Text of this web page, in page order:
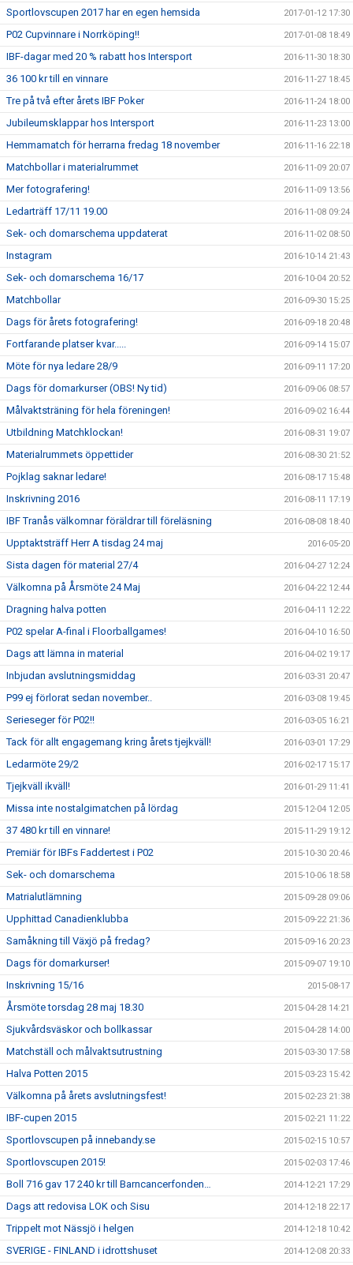
Sportlovscupen 2017 har en egen hemsida 2017-01-12 17:30
P02 Cupvinnare i Norrköping!! 2017-01-08 18:49
IBF-dagar med 20 % rabatt hos Intersport 2016-11-30 18:30
36 100 kr till en vinnare 2016-11-27 18:45
Tre på två efter årets IBF Poker 2016-11-24 18:00
Jubileumsklappar hos Intersport 2016-11-23 13:00
Hemmamatch för herrarna fredag 18 november 2016-11-16 22:18
Matchbollar i materialrummet 2016-11-09 20:07
Mer fotografering! 2016-11-09 13:56
Ledarträff 17/11 19.00 2016-11-08 09:24
Sek- och domarschema uppdaterat 2016-11-02 08:50
Instagram 2016-10-14 21:43
Sek- och domarschema 16/17 2016-10-04 20:52
Matchbollar 2016-09-30 15:25
Dags för årets fotografering! 2016-09-18 20:48
Fortfarande platser kvar..... 2016-09-14 15:07
Möte för nya ledare 28/9 2016-09-11 17:20
Dags för domarkurser (OBS! Ny tid) 2016-09-06 08:57
Målvaktsträning för hela föreningen! 2016-09-02 16:44
Utbildning Matchklockan! 2016-08-31 19:07
Materialrummets öppettider 2016-08-30 21:52
Pojklag saknar ledare! 2016-08-17 15:48
Inskrivning 2016 2016-08-11 17:19
IBF Tranås välkomnar föräldrar till föreläsning 2016-08-08 18:40
Upptaktsträff Herr A tisdag 24 maj 2016-05-20
Sista dagen för material 27/4 2016-04-27 12:24
Välkomna på Årsmöte 24 Maj 2016-04-22 12:44
Dragning halva potten 2016-04-11 12:22
P02 spelar A-final i Floorballgames! 2016-04-10 16:50
Dags att lämna in material 2016-04-02 19:17
Inbjudan avslutningsmiddag 2016-03-31 20:47
P99 ej förlorat sedan november.. 2016-03-08 19:45
Serieseger för P02!! 2016-03-05 16:21
Tack för allt engagemang kring årets tjejkväll! 2016-03-01 17:29
Ledarmöte 29/2 2016-02-17 15:17
Tjejkväll ikväll! 2016-01-29 11:41
Missa inte nostalgimatchen på lördag 2015-12-04 12:05
37 480 kr till en vinnare! 2015-11-29 19:12
Premiär för IBFs Faddertest i P02 2015-10-30 20:46
Sek- och domarschema 2015-10-06 18:58
Matrialutlämning 2015-09-28 09:06
Upphittad Canadienklubba 2015-09-22 21:36
Samåkning till Växjö på fredag? 2015-09-16 20:23
Dags för domarkurser! 2015-09-07 19:10
Inskrivning 15/16 2015-08-17
Årsmöte torsdag 28 maj 18.30 2015-04-28 14:21
Sjukvårdsväskor och bollkassar 2015-04-28 14:00
Matchställ och målvaktsutrustning 2015-03-30 17:58
Halva Potten 2015 2015-03-23 15:42
Välkomna på årets avslutningsfest! 2015-02-23 21:38
IBF-cupen 2015 2015-02-21 11:22
Sportlovscupen på innebandy.se 2015-02-15 10:57
Sportlovscupen 2015! 2015-02-03 17:46
Boll 716 gav 17 240 kr till Barncancerfonden… 2014-12-21 17:29
Dags att redovisa LOK och Sisu 2014-12-18 22:17
Trippelt mot Nässjö i helgen 2014-12-18 10:42
SVERIGE - FINLAND i idrottshuset 2014-12-08 20:33